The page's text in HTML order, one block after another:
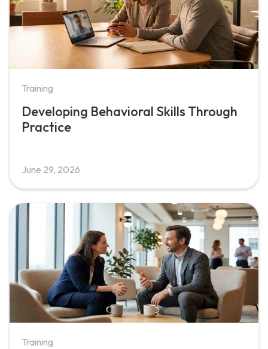
Training
Developing Behavioral Skills Through
Practice
June 29, 2026
Training